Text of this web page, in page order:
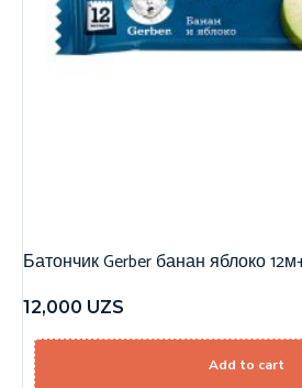
Батончик Gerber банан яблоко
12,000 UZS
Add to cart